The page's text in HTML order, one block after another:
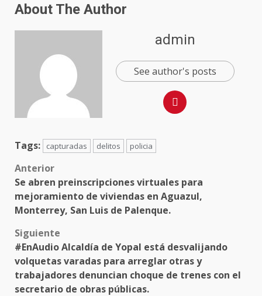
About The Author
admin
See author's posts
Tags: capturadas delitos policia
Post
navigation
Anterior
Se abren preinscripciones virtuales para
mejoramiento de viviendas en Aguazul,
Monterrey, San Luis de Palenque.
Siguiente
#EnAudio Alcaldía de Yopal está desvalijando
volquetas varadas para arreglar otras y
trabajadores denuncian choque de trenes con el
secretario de obras públicas.